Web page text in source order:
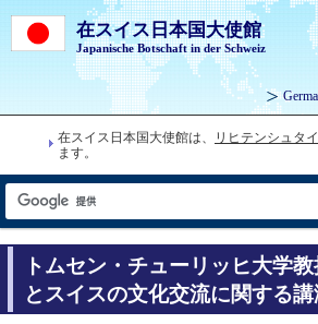
在スイス日本国大使館
Japanische Botschaft in der Schweiz
在スイス日本国大使館は、 リヒテンシュタ
ます。
トムセン・チューリッヒ大学
とスイスの文化交流に関する